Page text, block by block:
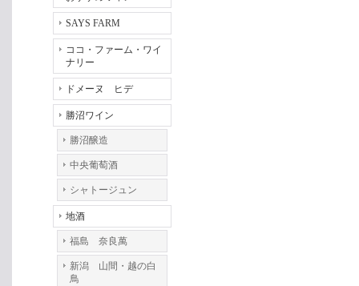
SAYS FARM
ココ・ファーム・ワイ
ナリー
ドメーヌ ヒデ
勝沼ワイン
勝沼醸造
中央葡萄酒
シャトージュン
地酒
福島 奈良萬
新潟 山間・越の白
鳥